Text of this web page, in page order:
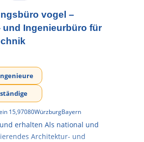
vogel –
und Ingenieurbüro für
15,97080WürzburgBayern
erhalten Als national und
Architektur- und